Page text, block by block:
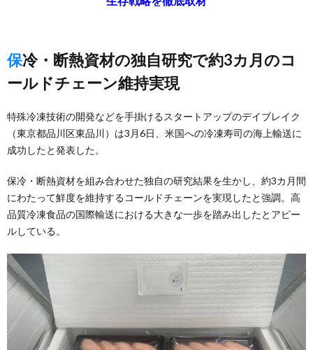
保冷・断熱資材の独自研究で約3カ月のコ
ールドチェーン維持実現
特殊冷凍技術の開発などを手掛けるスタートアップのデイブレイク
（東京都品川区東品川）は3月6日、米国への冷凍寿司の海上輸送に
成功したと発表した。
保冷・断熱資材を組み合わせた独自の研究結果を生かし、約3カ月間
にわたって鮮度を維持するコールドチェーンを実現したと強調。高
品質冷凍食品の国際輸送における大きな一歩を踏み出したとアピー
ルしている。